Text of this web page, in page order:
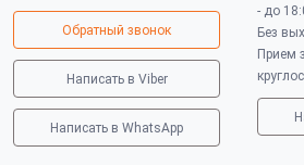
Обратный звонок
Написать в Viber
Написать в WhatsApp
- до
Без
Прием